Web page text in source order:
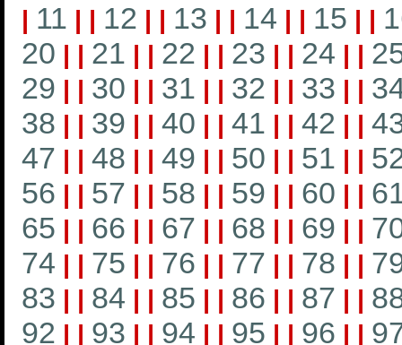
| 11 | | 12 | | 13 | | 14 | | 15 | |
20 | | 21 | | 22 | | 23 | | 24 | |
29 | | 30 | | 31 | | 32 | | 33 | |
38 | | 39 | | 40 | | 41 | | 42 | |
47 | | 48 | | 49 | | 50 | | 51 | |
56 | | 57 | | 58 | | 59 | | 60 | |
65 | | 66 | | 67 | | 68 | | 69 | |
74 | | 75 | | 76 | | 77 | | 78 | |
83 | | 84 | | 85 | | 86 | | 87 | |
92 | | 93 | | 94 | | 95 | | 96 | |